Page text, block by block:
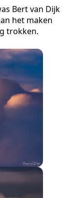
Bert van Dijk
het maken
trokken.